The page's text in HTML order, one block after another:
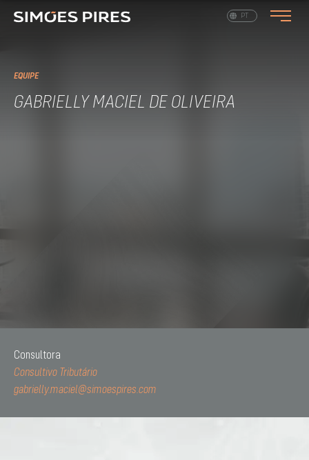
PT
EQUIPE
GABRIELLY MACIEL DE OLIVEIRA
Consultora
Consultivo Tributário
gabrielly.maciel@simoespires.com